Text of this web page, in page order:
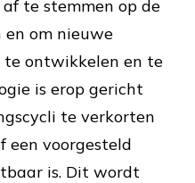
te stemmen op de
om nieuwe
te ontwikkelen en te
is erop gericht
te verkorten
een voorgesteld
is. Dit wordt